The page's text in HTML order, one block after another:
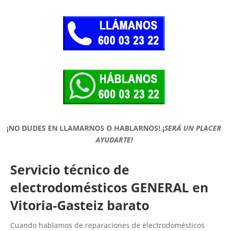
¡NO DUDES EN LLAMARNOS O HABLARNOS! ¡SERÁ UN PLACER
AYUDARTE!
Servicio técnico de
electrodomésticos GENERAL en
Vitoria-Gasteiz barato
Cuando hablamos de reparaciones de electrodomésticos